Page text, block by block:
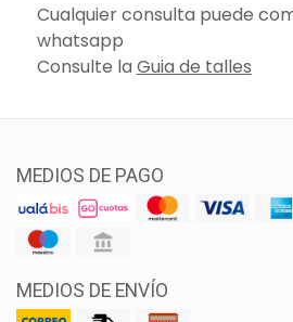
Cualquier consulta puede
whatsapp
Consulte la Guia de talles
MEDIOS DE PAGO
MEDIOS DE ENVÍO